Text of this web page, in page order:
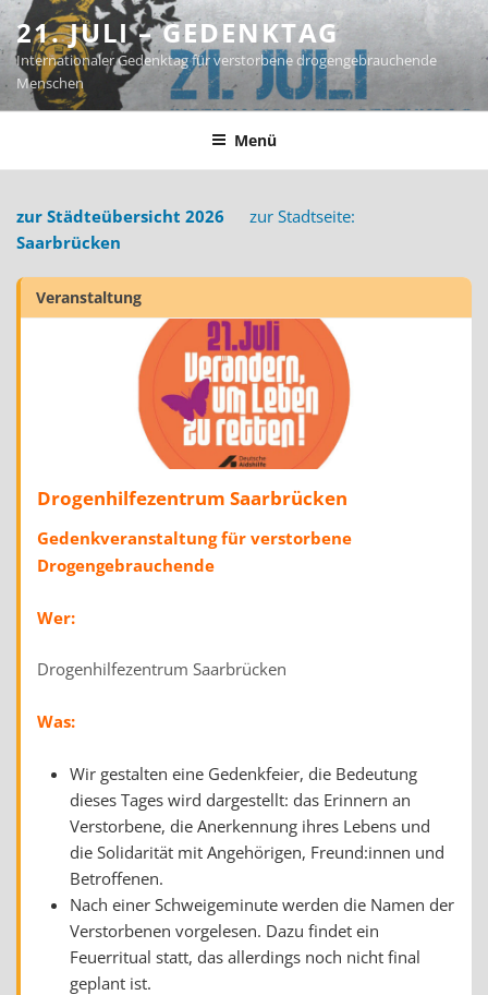
Zum
Inhalt
springen
21. JULI – GEDENKTAG
Internationaler Gedenktag für verstorbene drogengebrauchende
Menschen
Menü
zur Städteübersicht 2026
zur Stadtseite:
Saarbrücken
Veranstaltung
Drogenhilfezentrum Saarbrücken
Gedenkveranstaltung für verstorbene
Drogengebrauchende
Wer:
Drogenhilfezentrum Saarbrücken
Was:
Wir gestalten eine Gedenkfeier, die Bedeutung
dieses Tages wird dargestellt: das Erinnern an
Verstorbene, die Anerkennung ihres Lebens und
die Solidarität mit Angehörigen, Freund:innen und
Betroffenen.
Nach einer Schweigeminute werden die Namen der
Verstorbenen vorgelesen. Dazu findet ein
Feuerritual statt, das allerdings noch nicht final
geplant ist.